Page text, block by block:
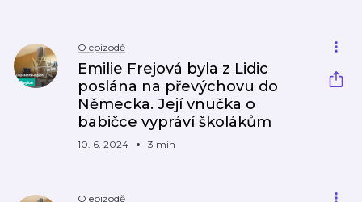
O epizodě
Emilie Frejová byla z Lidic
poslána na převýchovu do
Německa. Její vnučka o
babičce vypráví školákům
10. 6. 2024 3 min
O epizodě